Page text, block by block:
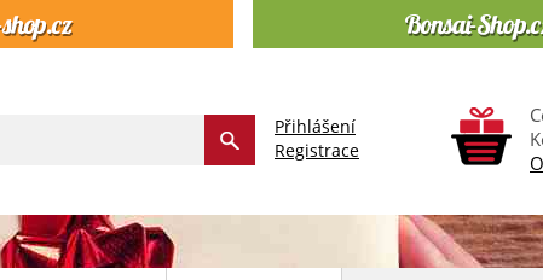
Přihlášení
Registrace